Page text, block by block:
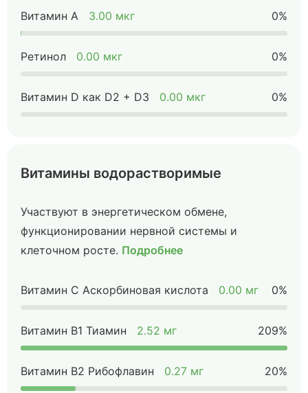
Витамин А 3.00 мкг 0%
Ретинол 0.00 мкг 0%
Витамин D как D2 + D3 0.00 мкг 0%
Витамины водорастворимые
Участвуют в энергетическом обмене,
функционировании нервной системы и
клеточном росте. Подробнее
Витамин C Аскорбиновая кислота 0.00 мг 0%
Витамин B1 Тиамин 2.52 мг 209%
Витамин B2 Рибофлавин 0.27 мг 20%